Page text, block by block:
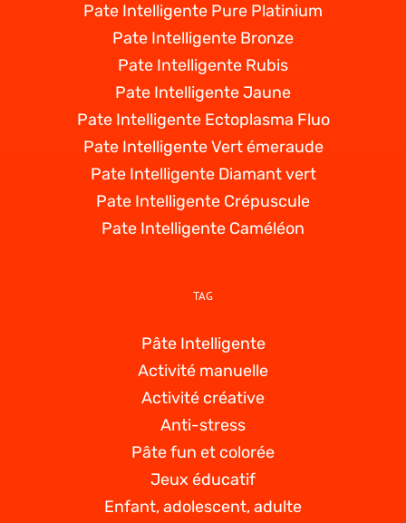
Pate Intelligente Pure Platinium
Pate Intelligente Bronze
Pate Intelligente Rubis
Pate Intelligente Jaune
Pate Intelligente Ectoplasma Fluo
Pate Intelligente Vert émeraude
Pate Intelligente Diamant vert
Pate Intelligente Crépuscule
Pate Intelligente Caméléon
TAG
Pâte Intelligente
Activité manuelle
Activité créative
Anti-stress
Pâte fun et colorée
Jeux éducatif
Enfant, adolescent, adulte